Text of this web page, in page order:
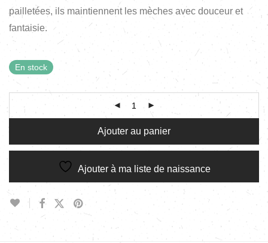
pailletées, ils maintiennent les mèches avec douceur et
fantaisie.
En stock
Ajouter au panier
Ajouter à ma liste de naissance